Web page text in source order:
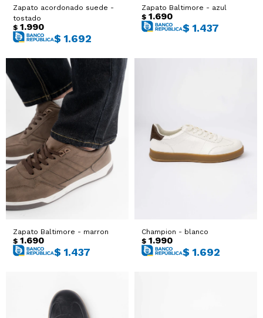
Zapato acordonado suede -
tostado
$ 1.990
$ 1.692
Zapato Baltimore - azul
$ 1.690
$ 1.437
Zapato Baltimore - marron
$ 1.690
$ 1.437
Champion - blanco
$ 1.990
$ 1.692